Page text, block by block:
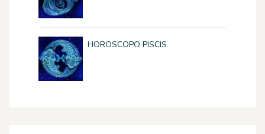
HOROSCOPO PISCIS